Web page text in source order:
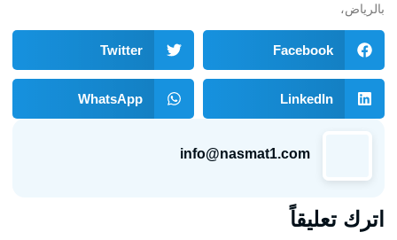
بالرياض،
Facebook
Twitter
LinkedIn
WhatsApp
info@nasmat1.com
اترك تعليقاً